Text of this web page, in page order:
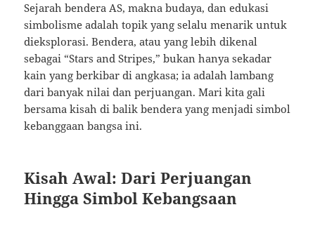
Sejarah bendera AS, makna budaya, dan edukasi
simbolisme adalah topik yang selalu menarik untuk
dieksplorasi. Bendera, atau yang lebih dikenal
sebagai “Stars and Stripes,” bukan hanya sekadar
kain yang berkibar di angkasa; ia adalah lambang
dari banyak nilai dan perjuangan. Mari kita gali
bersama kisah di balik bendera yang menjadi simbol
kebanggaan bangsa ini.
Kisah Awal: Dari Perjuangan
Hingga Simbol Kebangsaan